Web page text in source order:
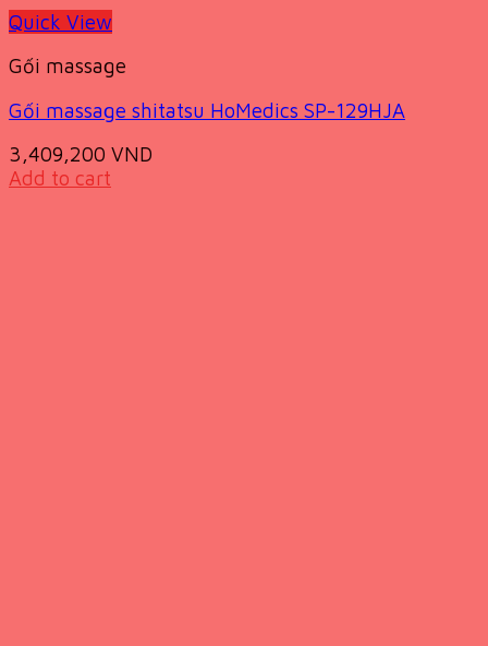
Quick View
Gối massage
Gối massage shitatsu HoMedics SP-129HJA
3,409,200 VND
Add to cart